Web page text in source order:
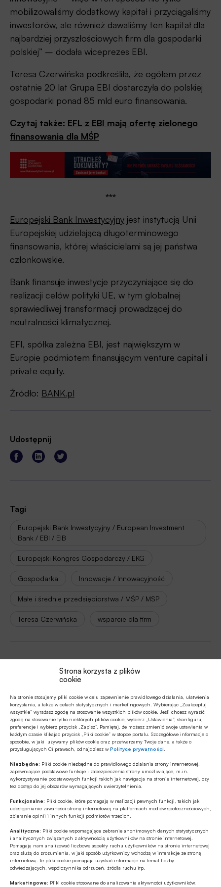
Strona korzysta z plików
cookie
Na stronie stosujemy pliki cookie w celu zapewnienie prawidłowego działania, ułatwienia
korzystania, a także w celach statystycznych i marketingowych. Wybierając „Zaakceptuj
wszystkie” wyrażasz zgodę na stosowanie wszystkich plików cookie. Jeśli chcesz wyrazić
zgodę na stosowanie tylko niektórych plików cookie, wybierz „Ustawienia”, skonfiguruj
preferencje i wybierz przycisk „Zapisz”. Pamiętaj, że możesz zmienić swoje ustawienia w
każdym czasie klikając przycisk „Pliki cookie” w stopce portalu. Szczegółowe informacje o
sposobie, w jaki używamy plików cookie oraz przetwarzamy Twoje dane, a także o
przysługujących Ci prawach, odnajdziesz wPolityce prywatności
Niezbędne: Pliki cookie niezbędne do prawidłowego działania strony internetowej,
zapewniające podstawowe funkcje i zabezpieczenia strony umożliwiające, m.in.
wykorzystywanie podstawowych funkcji takich jak nawigacja na stronie internetowej, czy
tez dostęp do jej obszarów wymagających uwierzytelnienia.
Funkcjonalne: Pliki cookie, które pomagają w realizacji pewnych funkcji, takich jak
udostępnianie zawartości strony internetowej na platformach mediów społecznościowych,
zbieranie opinii i innych funkcji podmiotów trzecich.
Analityczne: Pliki cookie wspomagające zebranie anonimowych danych statystycznych
i analitycznych związanych z aktywnością użytkowników na stronie internetowej.
Pomagają nam analizować liczbowe aspekty ruchu użytkowników na stronie internetowej
oraz służą do zrozumienia, w jaki sposób użytkownicy wchodzą w interakcje ze stroną
internetową. Te pliki cookie pomagają uzyskać informacje na temat liczby
odwiedzających, współczynnika odrzuceń, źródła ruchu itp.
Marketingowe: Pliki cookie stosowane do analizowania aktywności użytkowników,
mobilizowaliśmy dodatkowy kapitał i przyciągaliśmy
inwestorów, ale również dawaliśmy ten kapitał dla
najbardziej przyszłościowych firm dla gospodarki
polskiej” – dodała wiceprezes EBI.
Teresa Czerwińska podkreśliła, że ogółem przez
ostatnie 20 lat Grupa EBI dostarczyła do polskiej
gospodarki ponad 85 mld euro finansowania.
Czytaj także: EFL z EBI mają ofertę zielonego
finansowania dla MŚP
***
Europejski Bank Inwestycyjny jest instytucją Unii
Europejskiej udzielającą długoterminowego
finansowania, której właścicielami są jej państwa
członkowskie.
Bank finansuje inwestycje przyczyniające się do
realizacji celów polityki UE, w tym globalnej
sprawiedliwej transformacji prowadzącej do
neutralności klimatycznej.
EFI, spółka zależna EBI, jest największym w
Europie podmiotem finansującym venture capital i
private equity.
Źródło: BANK.pl
Udostępnij
Tagi
Europejski Bank Inwestycyjny / European Investment
Bank / EBI / EIB
Europejski Kongres Gospodarczy / EKG
Gospodarka Innowacje / Innowacyjność
Małe i średnie przedsiębiorstwa / MŚP / MSP
Teresa Czerwińska wsparcie dla firm
Autor
Źródło
ISBnews.TV
Polecamy
Z RYNKU FINANSOWEGO
Konieczna zmiana sposobu
zbrojnych
Z RYNKU FINANSOWEGO
Pierwsza emisja BGK obligacji z POLSTR